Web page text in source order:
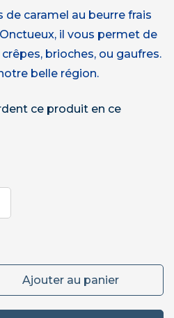
de caramel au beurre frais
il vous permet de
brioches, ou gaufres.
belle région.
ce produit en ce
Ajouter au panier